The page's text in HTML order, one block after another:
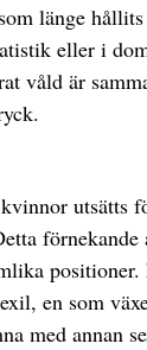
länge
eller i
våld är
utsätts
en som
med annan